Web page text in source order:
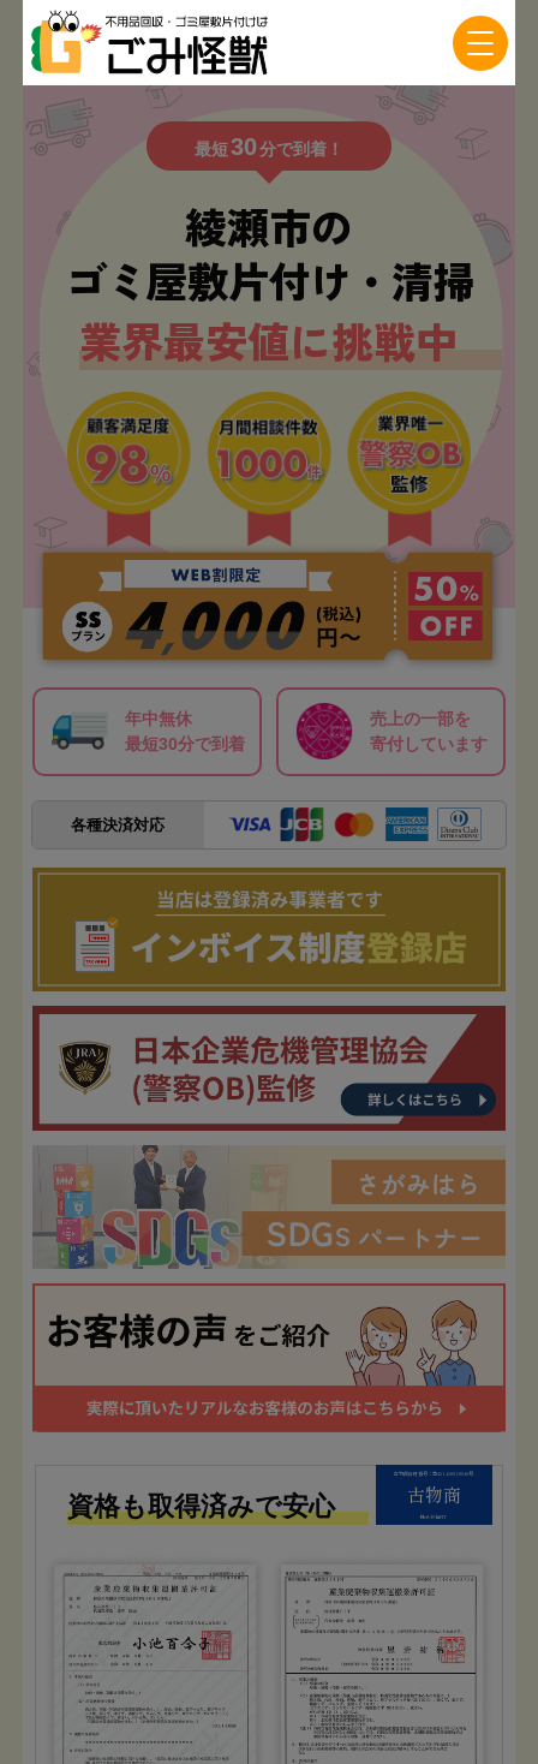
最短30分で到着！
綾瀬市の
ゴミ屋敷片付け・清掃
業界最安値に挑戦中
年中無休
最短30分で到着
売上の一部を
寄付しています
各種決済対応
古物商許可番号：第451450019940号
古物商
株式会社FIT
資格も取得済みで安心